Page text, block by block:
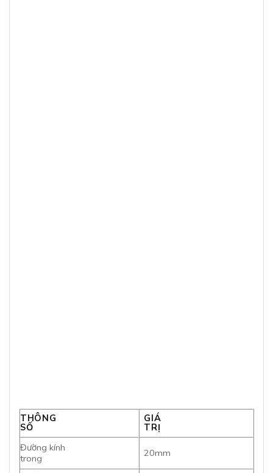
THÔNG
SỐ
GIÁ
TRỊ
Đường kính
trong
20mm